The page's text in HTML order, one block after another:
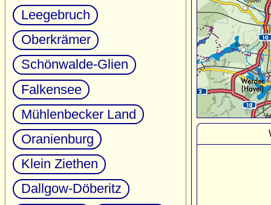
Leegebruch
Oberkrämer
Schönwalde-Glien
Falkensee
Mühlenbecker Land
Oranienburg
Klein Ziethen
Dallgow-Döberitz